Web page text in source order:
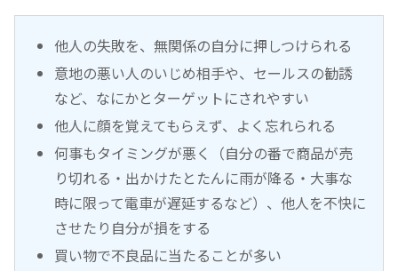
他人の失敗を、無関係の自分に押しつけられる
意地の悪い人のいじめ相手や、セールスの勧誘
など、なにかとターゲットにされやすい
他人に顔を覚えてもらえず、よく忘れられる
何事もタイミングが悪く（自分の番で商品が売
り切れる・出かけたとたんに雨が降る・大事な
時に限って電車が遅延するなど）、他人を不快に
させたり自分が損をする
買い物で不良品に当たることが多い